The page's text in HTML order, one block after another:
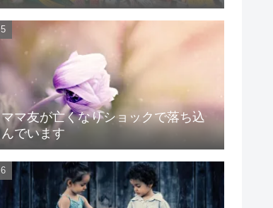
ママ友が亡くなりショックで落ち込
んでいます